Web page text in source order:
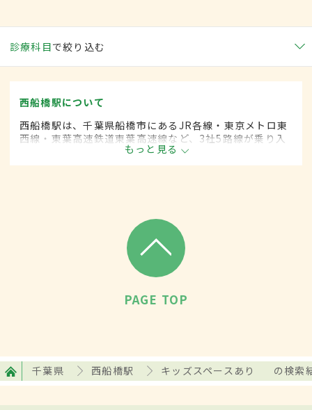
診療科目で絞り込む
西船橋駅について
西船橋駅は、千葉県船橋市にあるJR各線・東京メトロ東
西線・東葉高速鉄道東葉高速線など、3社5路線が乗り入
れている。駅構内にはショッピングモールも併設されて
いて、多くの人に利用されている。
もっと見る
PAGE TOP
千葉県 西船橋駅 キッズスペースあり の検索